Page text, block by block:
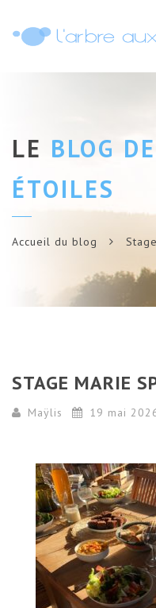
LE BLOG
ÉTOILES
Accueil du blog
STAGE MARIE
Maÿlis 19 mai